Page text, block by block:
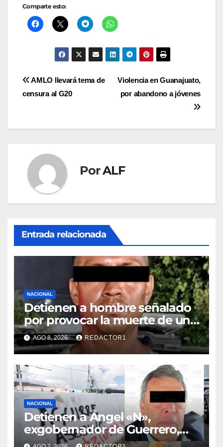
Comparte esto:
Navegación
entradas
Violencia en Guanajuato,
por abandono a jóvenes
AMLO llevará tema de
censura al G20
PorALF
Entrada relacionada
NACIONAL
Detienen a hombre señalado
por provocar la muerte de un
adulto mayor
AGO 8, 2026 REDACTOR1
NACIONAL
Detienen a Ángel «N»,
exgobernador de Guerrero,
por el caso Ayotzinapa